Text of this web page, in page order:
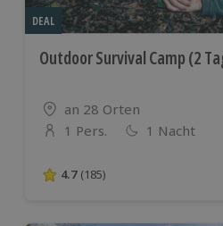
DEAL
Outdoor Survival Camp (2
Standort
an 28 Orten
Anzahl der Teilnehmer
1 Pers. 1 Nacht
4.7 von 5 Sternen
4.7 (185)